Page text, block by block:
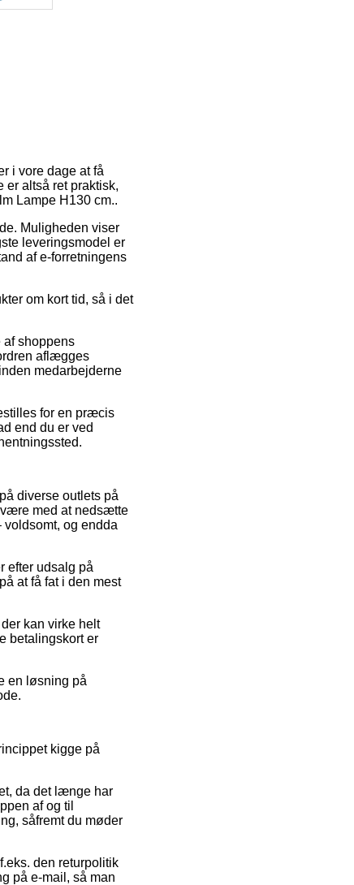
i vore dage at få
er altså ret praktisk,
Lampe H130 cm..
Muligheden viser
leveringsmodel er
af e-forretningens
om kort tid, så i det
af shoppens
aflægges
medarbejderne
for en præcis
end du er ved
diverse outlets på
være med at nedsætte
og endda
efter udsalg på
at få fat i den mest
kan virke helt
betalingskort er
en løsning på
kigge på
da det længe har
af og til
såfremt du møder
den returpolitik
på e-mail, så man